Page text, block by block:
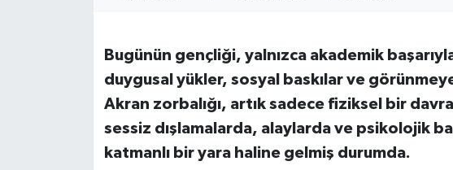
Bugünün gençliği, yalnızca akademik
duygusal yükler, sosyal baskılar ve
Akran zorbalığı, artık sadece fiziksel bir
sessiz dışlamalarda, alaylarda ve psikolojik
katmanlı bir yara haline gelmiş durumda.
TEKNOLOJİ